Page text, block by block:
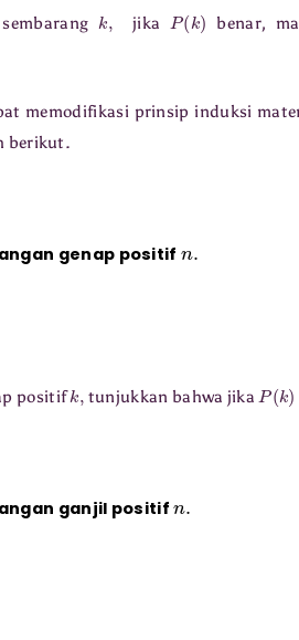
k
jika Pbenar,
memodifikasi prinsip induksi
berikut.
genap positif
positifk tunjukkan bahwa jikaP(k )
ganjil positif